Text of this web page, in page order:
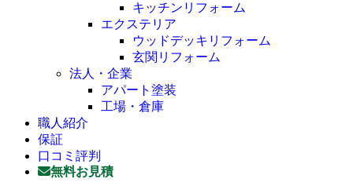
キッチンリフォーム
エクステリア
ウッドデッキリフォーム
玄関リフォーム
法人・企業
アパート塗装
工場・倉庫
職人紹介
保証
口コミ評判
無料お見積